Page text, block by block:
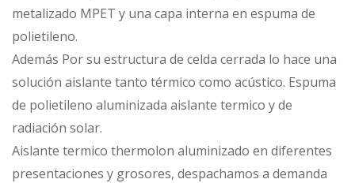
metalizado MPET y una capa interna en espuma de
polietileno.
Además Por su estructura de celda cerrada lo hace una
solución aislante tanto térmico como acústico. Espuma
de polietileno aluminizada aislante termico y de
radiación solar.
Aislante termico thermolon aluminizado en diferentes
presentaciones y grosores, despachamos a demanda